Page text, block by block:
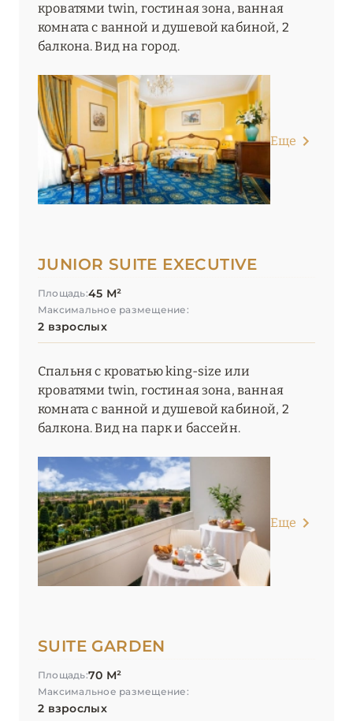
кроватями twin, гостиная зона, ванная
комната с ванной и душевой кабиной, 2
балкона. Вид на город.
Еще
JUNIOR SUITE EXECUTIVE
Площадь:45 М²
Максимальное размещение:
2 взрослых
Спальня с кроватью king-size или
кроватями twin, гостиная зона, ванная
комната с ванной и душевой кабиной, 2
балкона. Вид на парк и бассейн.
Еще
SUITE GARDEN
Площадь:70 М²
Максимальное размещение:
2 взрослых